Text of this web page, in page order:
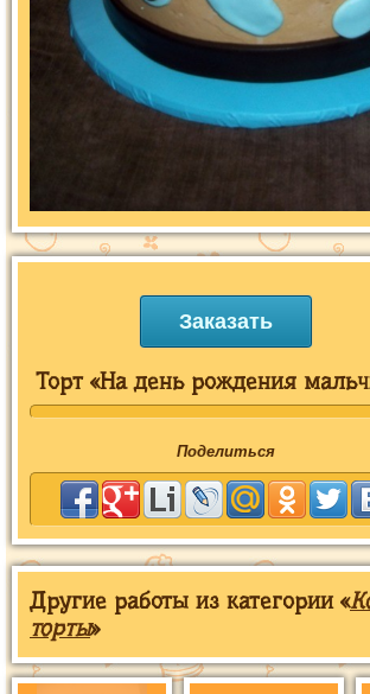
Заказать
Торт «На день рождения
Поделиться
Другие работы из категории «
торты»